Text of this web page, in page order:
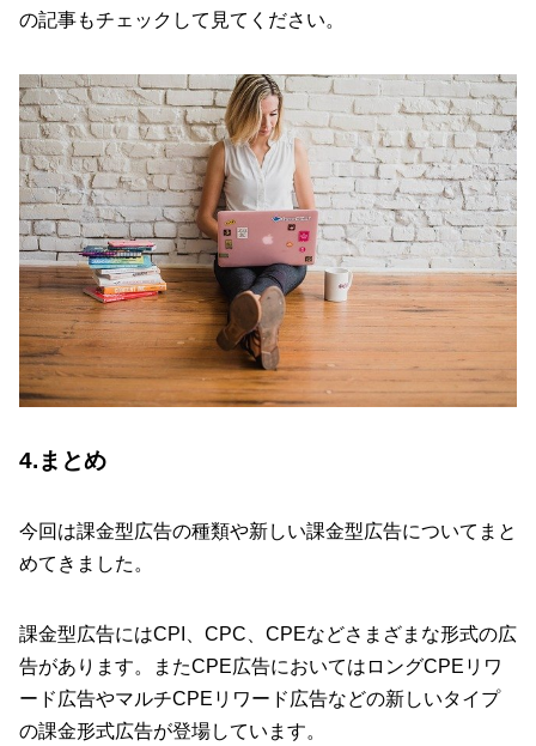
の記事もチェックして見てください。
4.まとめ
今回は課金型広告の種類や新しい課金型広告についてまと
めてきました。
課金型広告にはCPI、CPC、CPEなどさまざまな形式の広
告があります。またCPE広告においてはロングCPEリワ
ード広告やマルチCPEリワード広告などの新しいタイプ
の課金形式広告が登場しています。